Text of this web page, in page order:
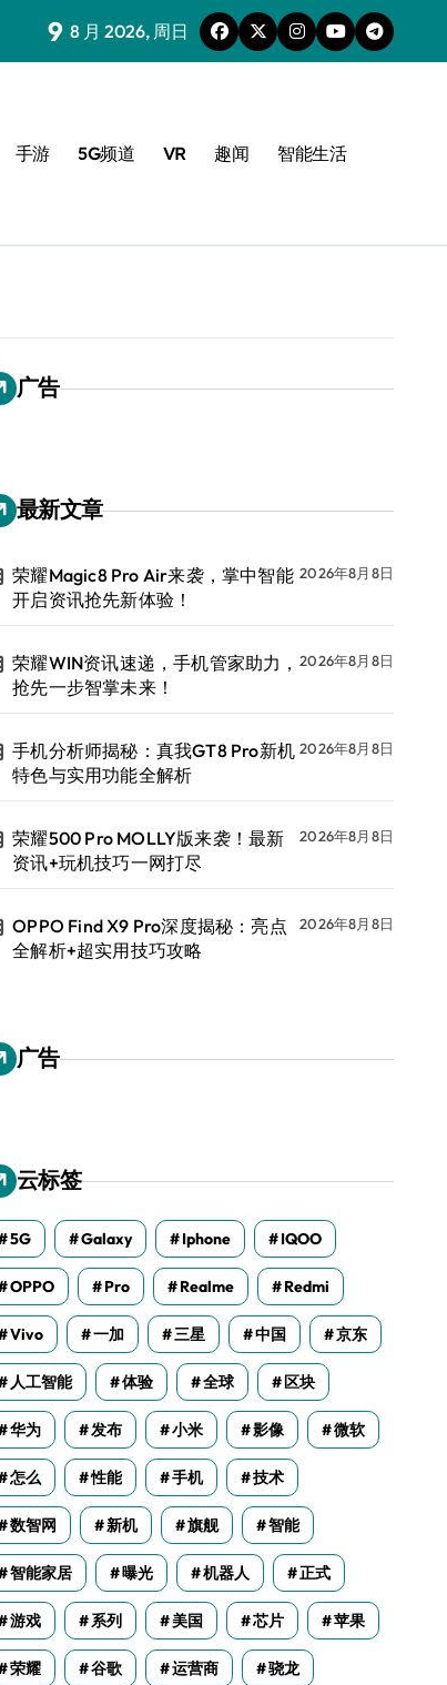
9 8 月 2026, 周日
手游 5G频道 VR 趣闻 智能生活
广告
最新文章
荣耀Magic8 Pro Air来袭，掌中智能
开启资讯抢先新体验！
2026年8月8日
荣耀WIN资讯速递，手机管家助力，
抢先一步智掌未来！
2026年8月8日
手机分析师揭秘：真我GT8 Pro新机
特色与实用功能全解析
2026年8月8日
荣耀500 Pro MOLLY版来袭！最新
资讯+玩机技巧一网打尽
2026年8月8日
OPPO Find X9 Pro深度揭秘：亮点
全解析+超实用技巧攻略
2026年8月8日
广告
云标签
5G Galaxy Iphone IQOO
OPPO Pro Realme Redmi
Vivo 一加 三星 中国 京东
人工智能 体验 全球 区块
华为 发布 小米 影像 微软
怎么 性能 手机 技术
数智网 新机 旗舰 智能
智能家居 曝光 机器人 正式
游戏 系列 美国 芯片 苹果
荣耀 谷歌 运营商 骁龙